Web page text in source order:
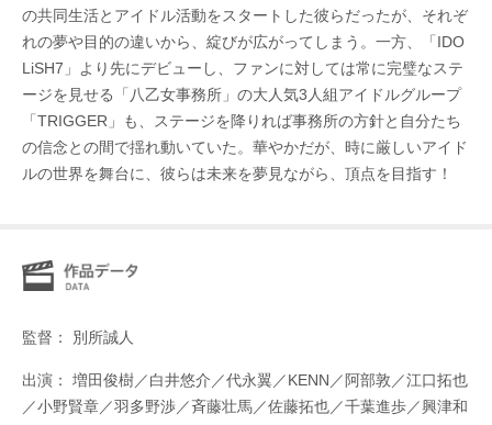
の共同生活とアイドル活動をスタートした彼らだったが、それぞ
れの夢や目的の違いから、綻びが広がってしまう。一方、「IDO
LiSH7」より先にデビューし、ファンに対しては常に完璧なステ
ージを見せる「八乙女事務所」の大人気3人組アイドルグループ
「TRIGGER」も、ステージを降りれば事務所の方針と自分たち
の信念との間で揺れ動いていた。華やかだが、時に厳しいアイド
ルの世界を舞台に、彼らは未来を夢見ながら、頂点を目指す！
監督： 別所誠人
出演： 増田俊樹／白井悠介／代永翼／KENN／阿部敦／江口拓也
／小野賢章／羽多野渉／斉藤壮馬／佐藤拓也／千葉進歩／興津和